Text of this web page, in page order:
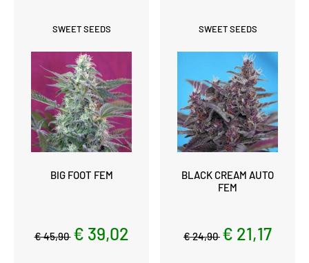
SWEET SEEDS
BIG FOOT FEM
€ 45,90 € 39,02
SWEET SEEDS
BLACK CREAM AUTO
FEM
€ 24,90 € 21,17